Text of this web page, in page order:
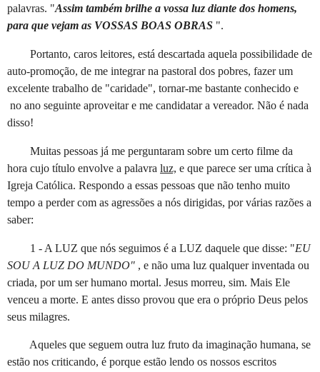
palavras. "Assim também brilhe a vossa luz diante dos homens,
para que vejam as VOSSAS BOAS OBRAS ".
Portanto, caros leitores, está descartada aquela possibilidade de
auto-promoção, de me integrar na pastoral dos pobres, fazer um
excelente trabalho de "caridade", tornar-me bastante conhecido e
no ano seguinte aproveitar e me candidatar a vereador. Não é nada
disso!
Muitas pessoas já me perguntaram sobre um certo filme da
hora cujo título envolve a palavra luz, e que parece ser uma crítica à
Igreja Católica. Respondo a essas pessoas que não tenho muito
tempo a perder com as agressões a nós dirigidas, por várias razões a
saber:
1 - A LUZ que nós seguimos é a LUZ daquele que disse: "EU
SOU A LUZ DO MUNDO" , e não uma luz qualquer inventada ou
criada, por um ser humano mortal. Jesus morreu, sim. Mais Ele
venceu a morte. E antes disso provou que era o próprio Deus pelos
seus milagres.
Aqueles que seguem outra luz fruto da imaginação humana, se
estão nos criticando, é porque estão lendo os nossos escritos